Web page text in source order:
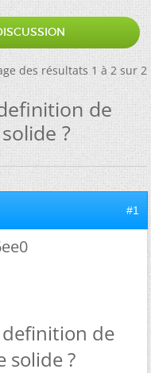
des résultats 1 à 2 sur 2
de
?
#1
de
solide ?